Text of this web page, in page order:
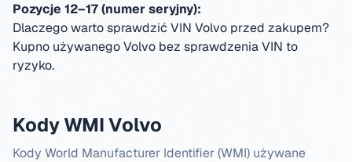
Pozycje 12–17 (numer seryjny):
Dlaczego warto sprawdzić VIN Volvo przed zakupem?
Kupno używanego Volvo bez sprawdzenia VIN to
ryzyko.
Kody WMI Volvo
Kody World Manufacturer Identifier (WMI) używane